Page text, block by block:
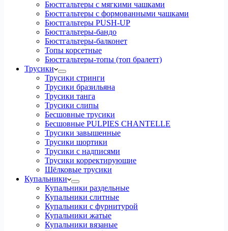
Бюстгальтеры с мягкими чашками
Бюстгальтеры с формованными чашками
Бюстгальтеры PUSH-UP
Бюстгальтеры-бандо
Бюстгальтеры-балконет
Топы корсетные
Бюстгальтеры-топы (топ бралетт)
Трусики
Трусики стринги
Трусики бразильяна
Трусики танга
Трусики слипы
Бесшовные трусики
Бесшовные PULPIES CHANTELLE
Трусики завышенные
Трусики шортики
Трусики с надписями
Трусики корректирующие
Шёлковые трусики
Купальники
Купальники раздельные
Купальники слитные
Купальники с фурнитурой
Купальники жатые
Купальники вязаные